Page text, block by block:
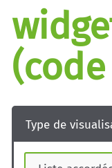
Type de